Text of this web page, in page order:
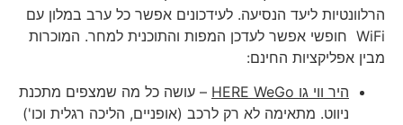
הרלוונטיות ליעד הנסיעה. לעידכונים אפשר כל ערב במלון עם
WiFi חופשי אפשר לעדכן המפות והתוכנית למחר. המוכרות
מבין אפליקציות החינם:
היר ווי גו HERE WeGo– עושה כל מה שמצפים מתכנת
ניווט. מתאימה לא רק לרכב (אופניים, הליכה רגלית וכו')